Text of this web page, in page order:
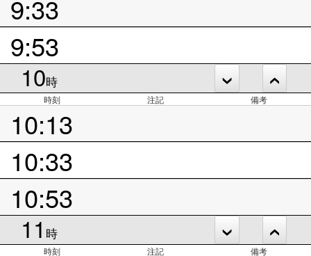
9:33
9:53
10時
時刻 注記 備考
10:13
10:33
10:53
11 時
時刻 注記 備考